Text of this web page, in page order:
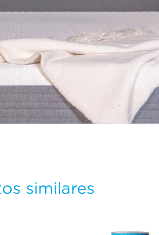
similares